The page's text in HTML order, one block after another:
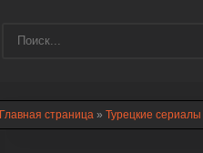
Главная страница » Турецкие сериалы